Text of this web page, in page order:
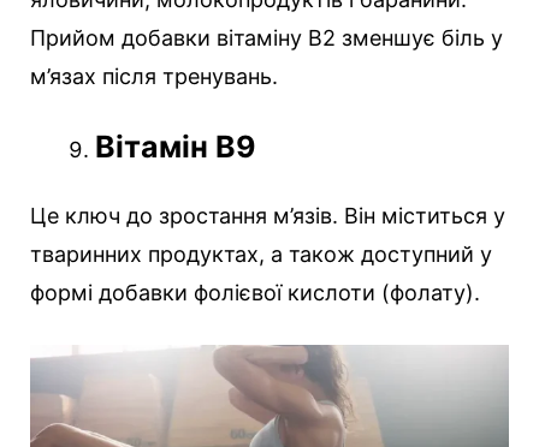
Прийом добавки вітаміну В2 зменшує біль у
м’язах після тренувань.
Вітамін B9
Це ключ до зростання м’язів. Він міститься у
тваринних продуктах, а також доступний у
формі добавки фолієвої кислоти (фолату).